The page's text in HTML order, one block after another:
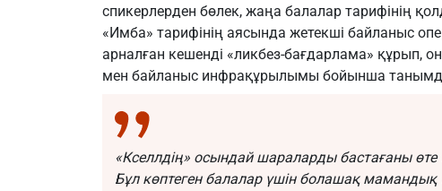
спикерлерден бөлек, жаңа балалар тарифінің
«Имба» тарифінің аясында жетекші байланыс
арналған кешенді «ликбез-бағдарлама» құрып,
мен байланыс инфрақұрылымы бойынша
«Кселлдің» осындай шараларды бастағаны
Бұл көптеген балалар үшін болашақ мамандық